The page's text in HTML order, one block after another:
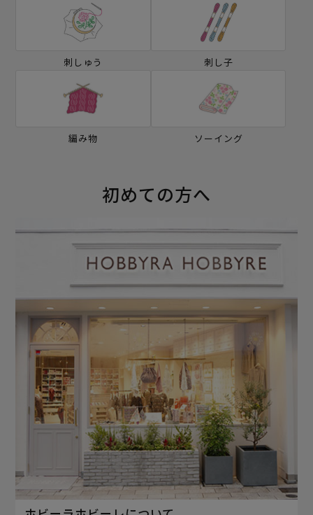
刺しゅう 刺し子
編み物 ソーイング
初めての方へ